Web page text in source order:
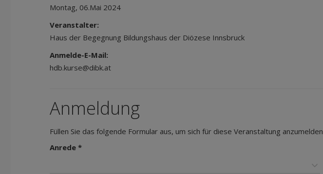
Montag, 06.Mai 2024
Veranstalter:
Haus der Begegnung Bildungshaus der Diözese Innsbruck
Anmelde-E-Mail:
hdb.kurse@dibk.at
Anmeldung
Füllen Sie das folgende Formular aus, um sich für diese Veranstaltung anzumelden
Anrede *